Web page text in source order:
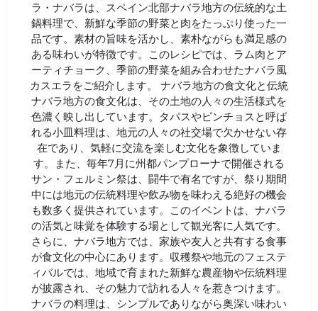
ラ・ナバラは、スペイン北部ナバラ地方の伝統的な土
鍋料理で、新鮮な季節の野菜と肉をたっぷり使った一
品です。素材の旨味を活かし、素朴ながらも満足感の
ある味わいが特徴です。このレシピでは、ラム肉とア
ーティチョーク、季節の野菜を組み合わせたナバラ風
カスエラをご紹介します。 ナバラ地方の食文化と伝統
ナバラ地方の食文化は、その土地の人々の生活様式を
色濃く映し出しています。タパスやピンチョスと呼ば
れる小皿料理は、地元の人々の社交場で欠かせない存
在であり、気軽に交流を楽しむ文化を象徴していま
す。また、毎年7月に州都パンプローナで開催される
サン・フェルミン祭は、闘牛で有名ですが、祭り期間
中には地元の伝統料理や飲み物を味わえる絶好の機会
も数多く提供されています。このイベントは、ナバラ
の活気と味覚を体験する場として観光客に人気です。
さらに、ナバラ地方では、家族や友人と共有する食事
が食文化の中心にあります。収穫祭や地元のフェステ
ィバルでは、地域で育まれた新鮮な農産物や伝統料理
が披露され、その魅力で訪れる人々を惹きつけます。
ナバラの料理は、シンプルでありながら奥深い味わい